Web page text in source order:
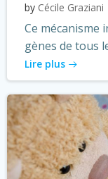
by Cécile Graziani
Ce mécanisme
gènes de tous
Lire plus